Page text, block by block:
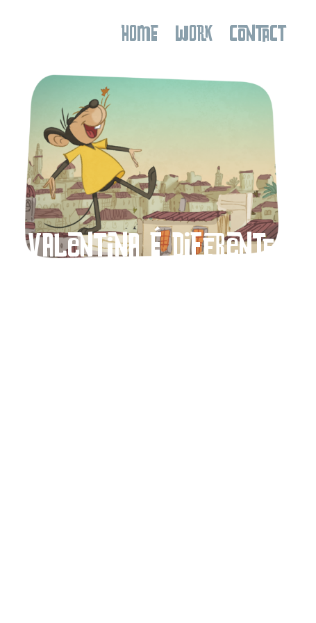
HOME WORK CONTACT
Valentina é diferente